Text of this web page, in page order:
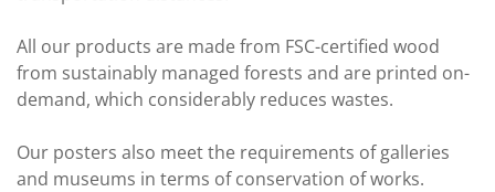
All our products are made from FSC-certified wood
from sustainably managed forests and are printed on-
demand, which considerably reduces wastes.
Our posters also meet the requirements of galleries
and museums in terms of conservation of works.